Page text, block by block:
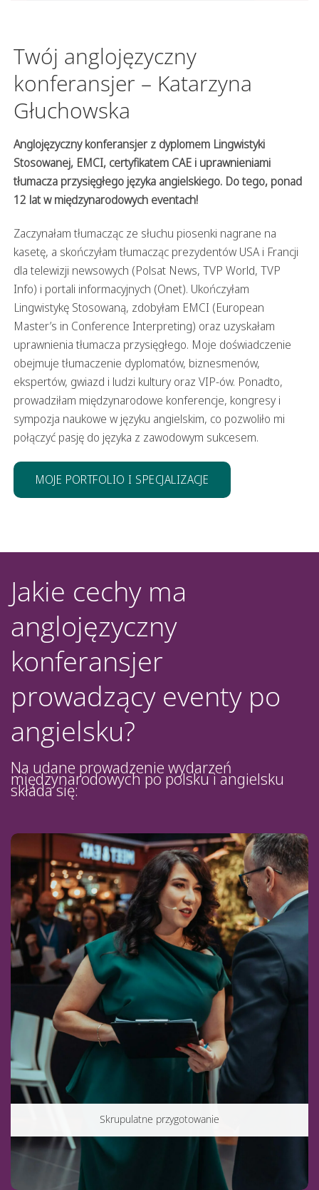
Twój anglojęzyczny
konferansjer – Katarzyna
Głuchowska
Anglojęzyczny konferansjer z dyplomem Lingwistyki
Stosowanej, EMCI, certyfikatem CAE i uprawnieniami
tłumacza przysięgłego języka angielskiego. Do tego, ponad
12 lat w międzynarodowych eventach!
Zaczynałam tłumacząc ze słuchu piosenki nagrane na
kasetę, a skończyłam tłumacząc prezydentów USA i Francji
dla telewizji newsowych (Polsat News, TVP World, TVP
Info) i portali informacyjnych (Onet). Ukończyłam
Lingwistykę Stosowaną, zdobyłam EMCI (European
Master’s in Conference Interpreting) oraz uzyskałam
uprawnienia tłumacza przysięgłego. Moje doświadczenie
obejmuje tłumaczenie dyplomatów, biznesmenów,
ekspertów, gwiazd i ludzi kultury oraz VIP-ów. Ponadto,
prowadziłam międzynarodowe konferencje, kongresy i
sympozja naukowe w języku angielskim, co pozwoliło mi
połączyć pasję do języka z zawodowym sukcesem.
MOJE PORTFOLIO I SPECJALIZACJE
Jakie cechy ma
anglojęzyczny
konferansjer
prowadzący eventy po
angielsku?
Na udane prowadzenie wydarzeń
międzynarodowych po polsku i angielsku
składa się:
Skrupulatne przygotowanie